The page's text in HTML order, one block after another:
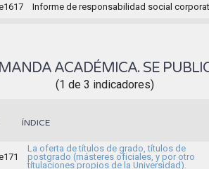
Informe de responsabilidad social
ACADÉMICA. SE
(1 de 3 indicadores)
ÍNDICE
La oferta de títulos de grado, títulos de
postgrado (másteres oficiales, y por otro
títulaciones propios de la Universidad).